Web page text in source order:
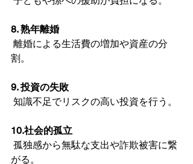
8. 熟年離婚
割。
9. 投資の失敗
知識不足でリスクの高い投資を行う。
10.社会的孤立
がる。